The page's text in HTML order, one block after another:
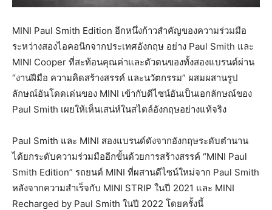
MINI Paul Smith Edition อีกหนึ่งก้าวสำคัญของความร่วมมือ
ระหว่างสองไอคอนิกจากประเทศอังกฤษ อย่าง Paul Smith และ
MINI Cooper ที่สะท้อนคุณค่าและตัวตนของทั้งสองแบรนด์ผ่าน
“งานฝีมือ ความคิดสร้างสรรค์ และนวัตกรรม” ผสมผสานรูป
ลักษณ์อันโดดเด่นของ MINI เข้ากับดีไซน์อันเป็นเอกลักษณ์ของ
Paul Smith เผยให้เห็นเสน่ห์ในสไตล์อังกฤษอย่างแท้จริง
Paul Smith และ MINI สองแบรนด์ดังจากอังกฤษระดับตำนาน
ได้ยกระดับความร่วมมืออีกขั้นด้วยการสร้างสรรค์ “MINI Paul
Smith Edition” รถยนต์ MINI ที่ผสานดีไซน์ใหม่จาก Paul Smith
หลังจากความสำเร็จกับ MINI STRIP ในปี 2021 และ MINI
Recharged by Paul Smith ในปี 2022 โดยครั้งนี้